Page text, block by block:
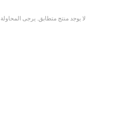
لا يوجد منتج متطابق. يرجى